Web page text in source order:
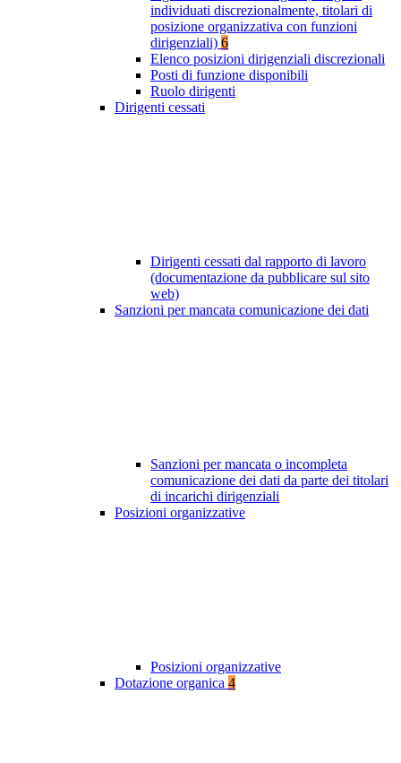
individuati discrezionalmente, titolari di
posizione organizzativa con funzioni
dirigenziali) 6
Elenco posizioni dirigenziali discrezionali
Posti di funzione disponibili
Ruolo dirigenti
Dirigenti cessati
Dirigenti cessati dal rapporto di lavoro
(documentazione da pubblicare sul sito
web)
Sanzioni per mancata comunicazione dei dati
Sanzioni per mancata o incompleta
comunicazione dei dati da parte dei titolari
di incarichi dirigenziali
Posizioni organizzative
Posizioni organizzative
Dotazione organica 4